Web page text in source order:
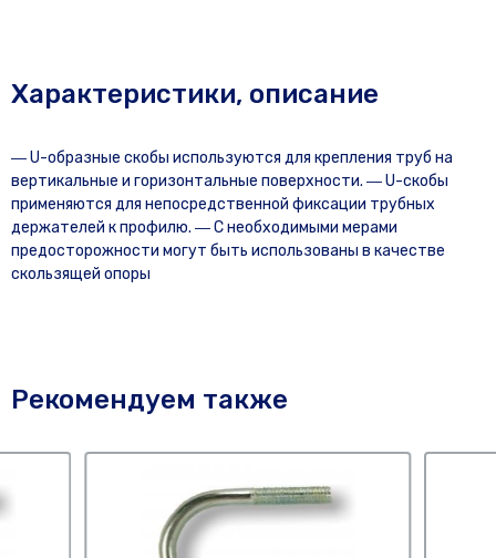
Характеристики, описание
― U-образные скобы используются для крепления труб на
вертикальные и горизонтальные поверхности. ― U-скобы
применяются для непосредственной фиксации трубных
держателей к профилю. ― С необходимыми мерами
предосторожности могут быть использованы в качестве
скользящей опоры
Рекомендуем также